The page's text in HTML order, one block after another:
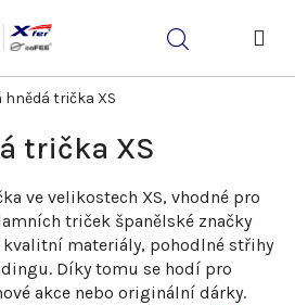
Hledat
hnědá trička XS
trička XS
ve velikostech XS, vhodné pro
triček španělské značky
kvalitní materiály, pohodlné střihy
Díky tomu se hodí pro
akce nebo originální dárky.